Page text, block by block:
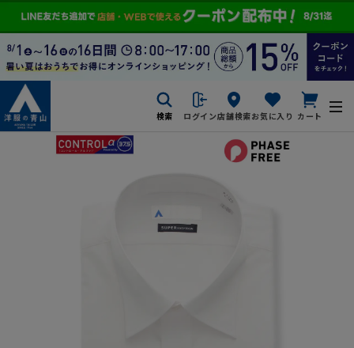
検索 ログイン店舗検索お気に入り カート